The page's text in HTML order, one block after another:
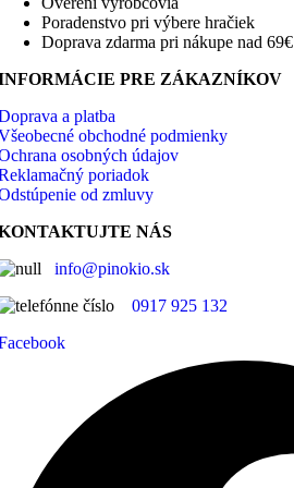
Poradenstvo pri výbere hračiek
Doprava zdarma pri nákupe nad 69€
PRE ZÁKAZNÍKOV
a platba
obchodné podmienky
osobných údajov
poriadok
od zmluvy
NÁS
info@pinokio.sk
0917 925 132